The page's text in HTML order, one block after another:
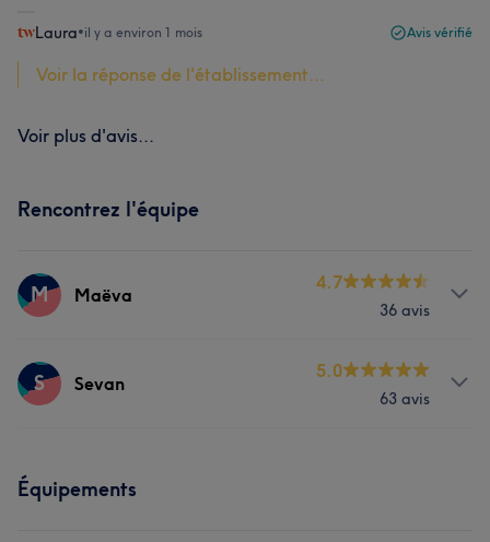
Laura•il y a environ 1 mois Avis vérifié
Voir la réponse de l'établissement...
Voir plus d'avis...
Rencontrez l'équipe
M Maëva
4.7
36 avis
Prestations
S Sevan
5.0
63 avis
Équipements